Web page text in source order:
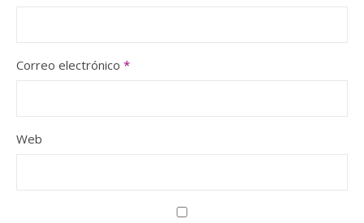
Correo electrónico *
Web